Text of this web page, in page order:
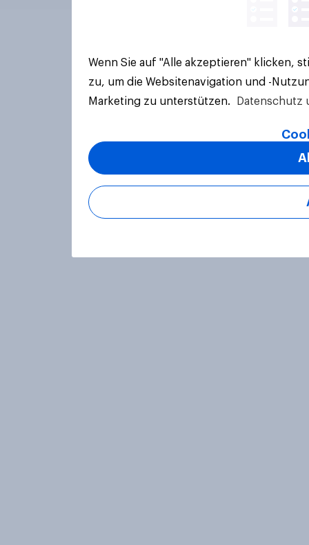
Wenn Sie auf "Alle akzeptieren" klicken,
zu, um die Websitenavigation und -
Marketing zu unterstützen.
Datenschutz